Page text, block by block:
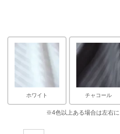
ホワイト チャコール